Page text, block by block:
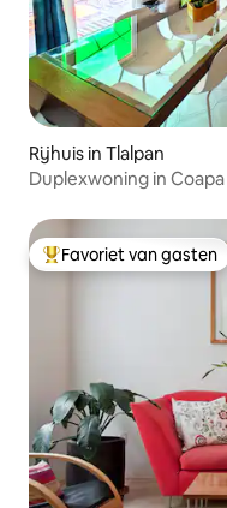
Rijhuis in Tlalpan
Duplexwoning in Coapa
Topfavoriet van gasten
Favoriet van gasten